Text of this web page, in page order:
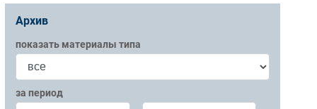
Архив
показать материалы типа
за период